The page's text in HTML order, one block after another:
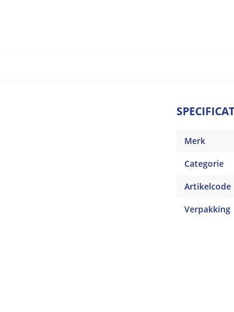
Merk
Categorie
Artikelcode
Verpakking